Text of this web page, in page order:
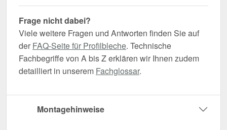
Frage nicht dabei?
Viele weitere Fragen und Antworten finden Sie auf
der FAQ-Seite für Profilbleche. Technische
Fachbegriffe von A bis Z erklären wir Ihnen zudem
detailliert in unserem Fachglossar.
Montagehinweise